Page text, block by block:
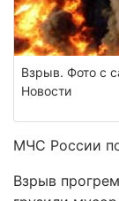
Взрыв. Фото с
Новости
МЧС России
Взрыв